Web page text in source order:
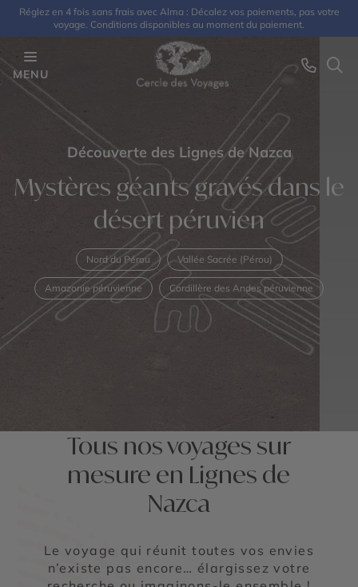
Réglez en 4 fois sans frais avec Alma : Décalez vos paiements, pas votre
voyage. Conditions disponibles au moment du paiement.
MENU
Découverte des Lignes de Nazca
Mystères géants gravés dans le
désert péruvien
Nord du Pérou Vallée Sacrée (Pérou)
Amazonie péruvienne Cordillère des Andes péruvienne
Tous nos voyages sur
mesure en Lignes de
Nazca
Le voyage qui réunit toutes vos envies
n’existe pas encore… élargissez votre